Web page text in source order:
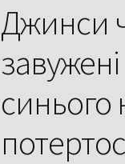
Джинси
синього